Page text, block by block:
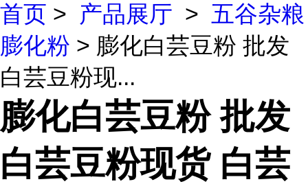
首页 > 产品展厅 > 五谷杂粮
膨化粉 > 膨化白芸豆粉 批发
白芸豆粉现...
膨化白芸豆粉 批发
白芸豆粉现货 白芸